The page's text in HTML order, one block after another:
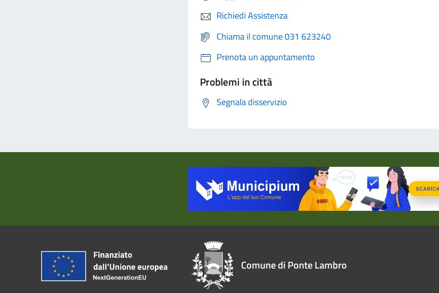
Richiedi Assistenza
Chiama il comune 031 623240
Prenota un appuntamento
Problemi in città
Segnala disservizio
Comune di Ponte Lambro